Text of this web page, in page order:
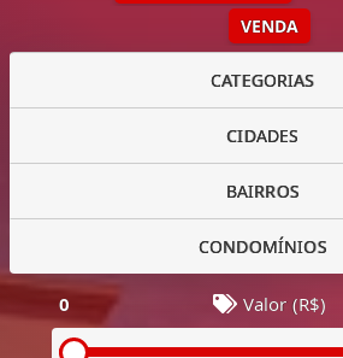
VENDA
CATEGORIAS
CIDADES
BAIRROS
CONDOMÍNIOS
0 Valor (R$)